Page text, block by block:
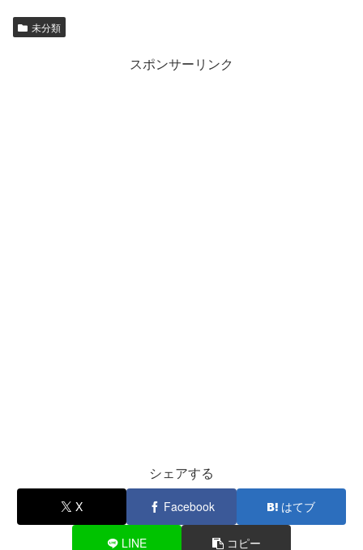
未分類
スポンサーリンク
シェアする
X Facebook はてブ
LINE コピー